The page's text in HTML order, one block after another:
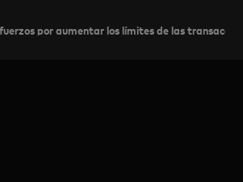
por aumentar los límites de las